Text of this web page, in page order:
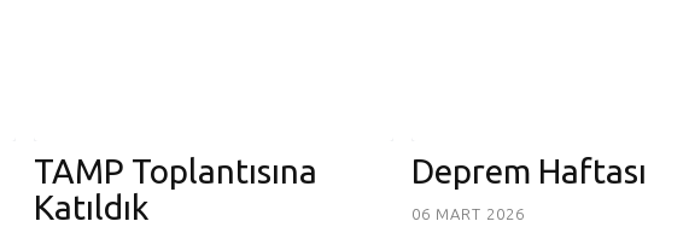
TAMP Toplantısına
Katıldık
Deprem Haftası
06 MART 2026